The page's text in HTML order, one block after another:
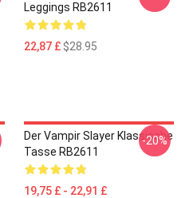
Leggings RB2611
22,87 £$28.95
Der Vampir Slayer Klassische
Tasse RB2611
19,75 £ - 22,91 £
-20%